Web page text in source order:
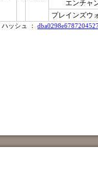
エンチャ
プレインズウ
ハッシュ ：